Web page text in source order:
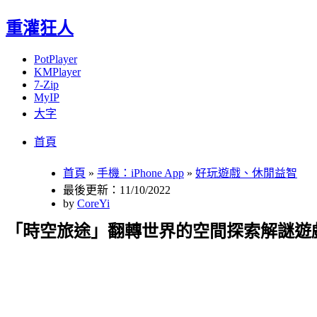
重灌狂人
PotPlayer
KMPlayer
7-Zip
MyIP
大字
首頁
首頁 » 手機：iPhone App » 好玩遊戲、休閒益智
最後更新：11/10/2022
by CoreYi
「時空旅途」翻轉世界的空間探索解謎遊